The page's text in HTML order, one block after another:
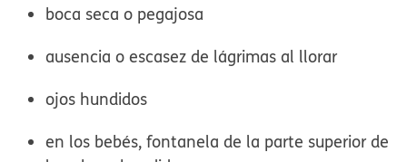
boca seca o pegajosa
ausencia o escasez de lágrimas al llorar
ojos hundidos
en los bebés, fontanela de la parte superior de